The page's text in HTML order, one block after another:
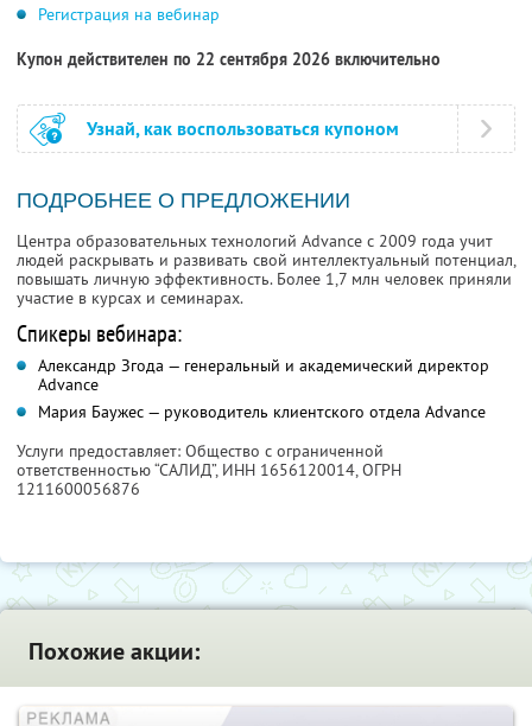
Регистрация на вебинар
Купон действителен по 22 сентября 2026 включительно
Узнай, как воспользоваться купоном
ПОДРОБНЕЕ О ПРЕДЛОЖЕНИИ
Центра образовательных технологий Advance с 2009 года учит
людей раскрывать и развивать свой интеллектуальный потенциал,
повышать личную эффективность. Более 1,7 млн человек приняли
участие в курсах и семинарах.
Спикеры вебинара:
Александр Згода — генеральный и академический директор
Advance
Мария Баужес — руководитель клиентского отдела Advance
Услуги предоставляет: Общество с ограниченной
ответственностью “САЛИД”, ИНН 1656120014, ОГРН
1211600056876
Похожие акции: